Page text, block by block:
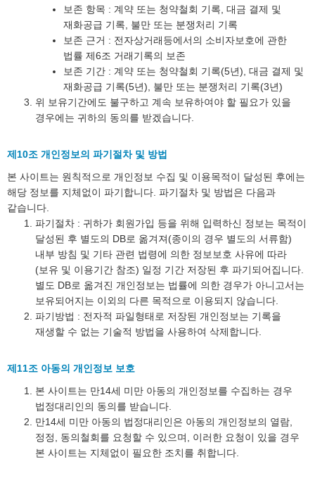
보존 항목 : 계약 또는 청약철회 기록, 대금 결제 및
재화공급 기록, 불만 또는 분쟁처리 기록
보존 근거 : 전자상거래등에서의 소비자보호에 관한
법률 제6조 거래기록의 보존
보존 기간 : 계약 또는 청약철회 기록(5년), 대금 결제 및
재화공급 기록(5년), 불만 또는 분쟁처리 기록(3년)
위 보유기간에도 불구하고 계속 보유하여야 할 필요가 있을
경우에는 귀하의 동의를 받겠습니다.
제10조 개인정보의 파기절차 및 방법
본 사이트는 원칙적으로 개인정보 수집 및 이용목적이 달성된 후에는
해당 정보를 지체없이 파기합니다. 파기절차 및 방법은 다음과
같습니다.
파기절차 : 귀하가 회원가입 등을 위해 입력하신 정보는 목적이
달성된 후 별도의 DB로 옮겨져(종이의 경우 별도의 서류함)
내부 방침 및 기타 관련 법령에 의한 정보보호 사유에 따라
(보유 및 이용기간 참조) 일정 기간 저장된 후 파기되어집니다.
별도 DB로 옮겨진 개인정보는 법률에 의한 경우가 아니고서는
보유되어지는 이외의 다른 목적으로 이용되지 않습니다.
파기방법 : 전자적 파일형태로 저장된 개인정보는 기록을
재생할 수 없는 기술적 방법을 사용하여 삭제합니다.
제11조 아동의 개인정보 보호
본 사이트는 만14세 미만 아동의 개인정보를 수집하는 경우
법정대리인의 동의를 받습니다.
만14세 미만 아동의 법정대리인은 아동의 개인정보의 열람,
정정, 동의철회를 요청할 수 있으며, 이러한 요청이 있을 경우
본 사이트는 지체없이 필요한 조치를 취합니다.